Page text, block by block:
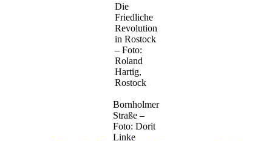
Die
Friedliche
Revolution
in Rostock
– Foto:
Roland
Hartig,
Rostock
Bornholmer
Straße –
Foto: Dorit
Linke